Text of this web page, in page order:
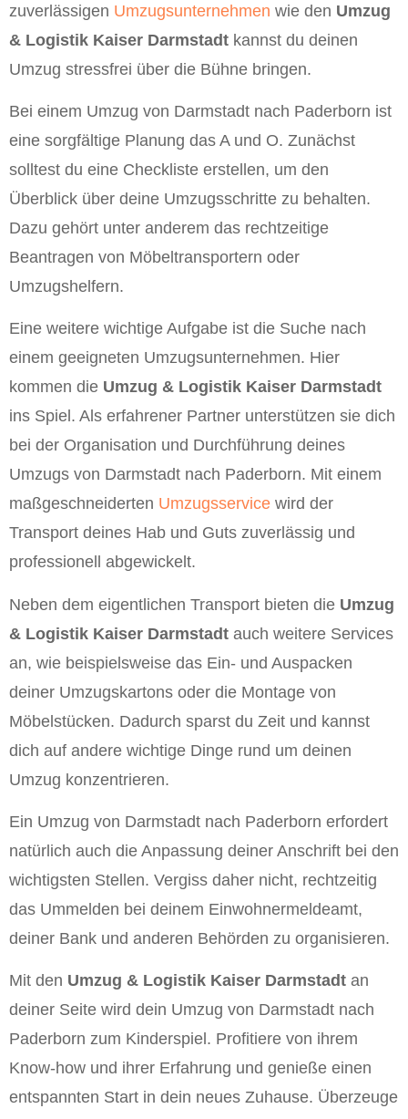
zuverlässigen Umzugsunternehmen wie den Umzug
& Logistik Kaiser Darmstadt kannst du deinen
Umzug stressfrei über die Bühne bringen.
Bei einem Umzug von Darmstadt nach Paderborn ist
eine sorgfältige Planung das A und O. Zunächst
solltest du eine Checkliste erstellen, um den
Überblick über deine Umzugsschritte zu behalten.
Dazu gehört unter anderem das rechtzeitige
Beantragen von Möbeltransportern oder
Umzugshelfern.
Eine weitere wichtige Aufgabe ist die Suche nach
einem geeigneten Umzugsunternehmen. Hier
kommen die Umzug & Logistik Kaiser Darmstadt
ins Spiel. Als erfahrener Partner unterstützen sie dich
bei der Organisation und Durchführung deines
Umzugs von Darmstadt nach Paderborn. Mit einem
maßgeschneiderten Umzugsservice wird der
Transport deines Hab und Guts zuverlässig und
professionell abgewickelt.
Neben dem eigentlichen Transport bieten die Umzug
& Logistik Kaiser Darmstadt auch weitere Services
an, wie beispielsweise das Ein- und Auspacken
deiner Umzugskartons oder die Montage von
Möbelstücken. Dadurch sparst du Zeit und kannst
dich auf andere wichtige Dinge rund um deinen
Umzug konzentrieren.
Ein Umzug von Darmstadt nach Paderborn erfordert
natürlich auch die Anpassung deiner Anschrift bei den
wichtigsten Stellen. Vergiss daher nicht, rechtzeitig
das Ummelden bei deinem Einwohnermeldeamt,
deiner Bank und anderen Behörden zu organisieren.
Mit den Umzug & Logistik Kaiser Darmstadt an
deiner Seite wird dein Umzug von Darmstadt nach
Paderborn zum Kinderspiel. Profitiere von ihrem
Know-how und ihrer Erfahrung und genieße einen
entspannten Start in dein neues Zuhause. Überzeuge